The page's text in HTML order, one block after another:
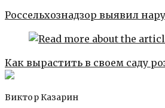
Россельхознадзор выявил
Как вырастить в своем саду
Виктор Казарин